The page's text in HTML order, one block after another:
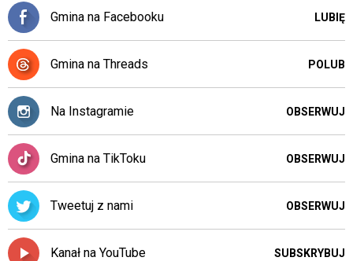
Gmina na Facebooku LUBIĘ
Gmina na Threads POLUB
Na Instagramie OBSERWUJ
Gmina na TikToku OBSERWUJ
Tweetuj z nami OBSERWUJ
Kanał na YouTube SUBSKRYBUJ